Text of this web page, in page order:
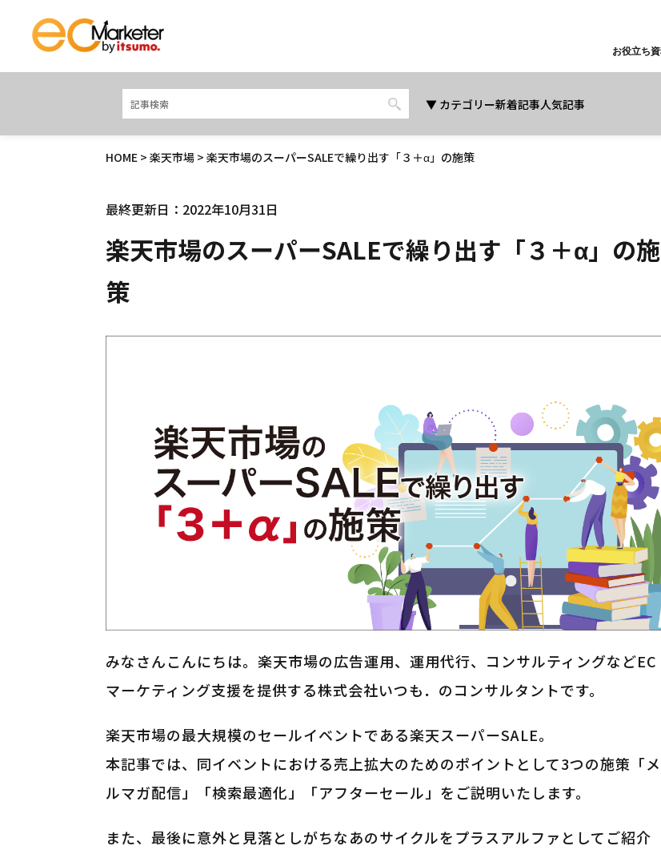
お役立ち
カテゴリー新着記事人気記事
HOME > 楽天市場 > 楽天市場のスーパーSALEで繰り出す「３＋α」の施策
最終更新日：2022年10月31日
楽天市場のスーパーSALEで繰り出す「３＋α」の施
策
みなさんこんにちは。楽天市場の広告運用、運用代行、コンサルティングなどEC
マーケティング支援を提供する株式会社いつも．のコンサルタントです。
楽天市場の最大規模のセールイベントである楽天スーパーSALE。
本記事では、同イベントにおける売上拡大のためのポイントとして3つの施策「メ
ルマガ配信」「検索最適化」「アフターセール」をご説明いたします。
また、最後に意外と見落としがちなあのサイクルをプラスアルファとしてご紹介